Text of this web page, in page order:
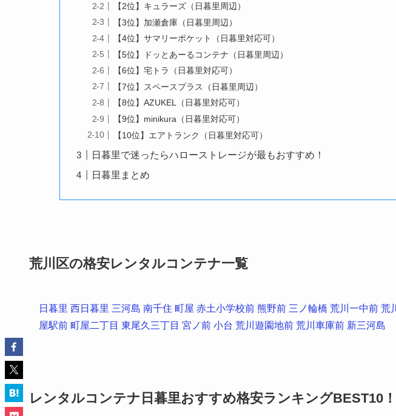
【2位】キュラーズ（日暮里周辺）
【3位】加瀬倉庫（日暮里周辺）
【4位】サマリーポケット（日暮里対応可）
【5位】ドッとあーるコンテナ（日暮里周辺）
【6位】宅トラ（日暮里対応可）
【7位】スペースプラス（日暮里周辺）
【8位】AZUKEL（日暮里対応可）
【9位】minikura（日暮里対応可）
【10位】エアトランク（日暮里対応可）
日暮里で迷ったらハローストレージが最もおすすめ！
日暮里まとめ
荒川区の格安レンタルコンテナ一覧
日暮里 西日暮里 三河島 南千住 町屋 赤土小学校前 熊野前 三ノ輪橋 荒川一中前 荒
屋駅前 町屋二丁目 東尾久三丁目 宮ノ前 小台 荒川遊園地前 荒川車庫前 新三河島
レンタルコンテナ日暮里おすすめ格安ランキングBEST10！